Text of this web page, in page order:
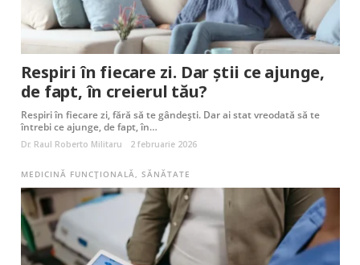
Respiri în fiecare zi. Dar știi ce ajunge,
de fapt, în creierul tău?
Respiri în fiecare zi, fără să te gândești. Dar ai stat vreodată să te
întrebi ce ajunge, de fapt, în…
Dr. Raul Roberto Militaru 2 februarie 2026
MEDICINĂ FUNCȚIONALĂ, SĂNĂTATE